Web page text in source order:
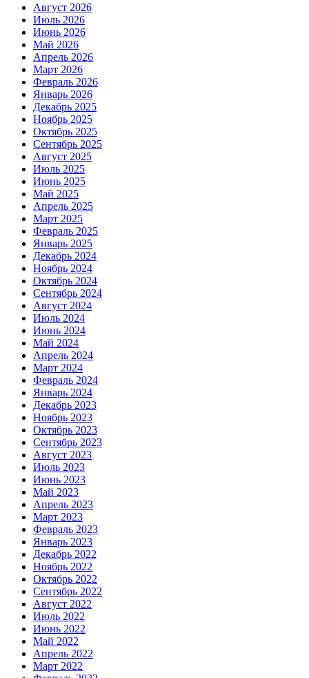
Август 2026
Июль 2026
Июнь 2026
Май 2026
Апрель 2026
Март 2026
Февраль 2026
Январь 2026
Декабрь 2025
Ноябрь 2025
Октябрь 2025
Сентябрь 2025
Август 2025
Июль 2025
Июнь 2025
Май 2025
Апрель 2025
Март 2025
Февраль 2025
Январь 2025
Декабрь 2024
Ноябрь 2024
Октябрь 2024
Сентябрь 2024
Август 2024
Июль 2024
Июнь 2024
Май 2024
Апрель 2024
Март 2024
Февраль 2024
Январь 2024
Декабрь 2023
Ноябрь 2023
Октябрь 2023
Сентябрь 2023
Август 2023
Июль 2023
Июнь 2023
Май 2023
Апрель 2023
Март 2023
Февраль 2023
Январь 2023
Декабрь 2022
Ноябрь 2022
Октябрь 2022
Сентябрь 2022
Август 2022
Июль 2022
Июнь 2022
Май 2022
Апрель 2022
Март 2022